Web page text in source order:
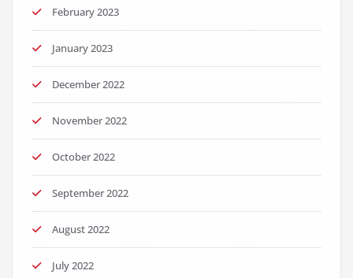
February 2023
January 2023
December 2022
November 2022
October 2022
September 2022
August 2022
July 2022